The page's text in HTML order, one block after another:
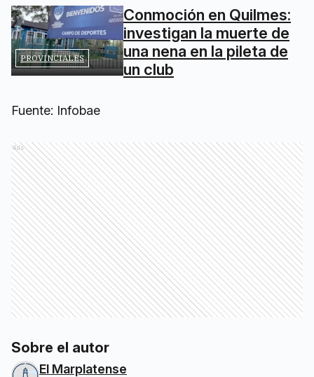
PROVINCIALES
Conmoción en Quilmes:
investigan la muerte de
una nena en la pileta de
un club
Fuente: Infobae
Ads
Sobre el autor
El Marplatense